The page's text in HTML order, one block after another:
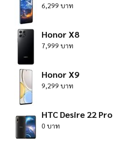
6,299 บาท
Honor X8
7,999 บาท
Honor X9
9,299 บาท
HTC Desire 22 Pro
0 บาท